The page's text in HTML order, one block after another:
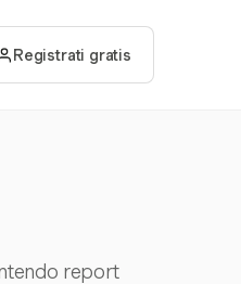
Registrati gratis
report